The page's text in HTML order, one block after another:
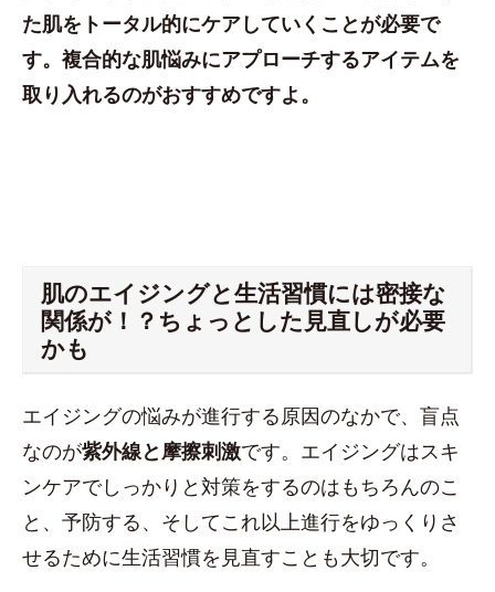
た肌をトータル的にケアしていくことが必要で
す。複合的な肌悩みにアプローチするアイテムを
取り入れるのがおすすめですよ。
肌のエイジングと生活習慣には密接な
関係が！？ちょっとした見直しが必要
かも
エイジングの悩みが進行する原因のなかで、盲点
なのが紫外線と摩擦刺激です。エイジングはスキ
ンケアでしっかりと対策をするのはもちろんのこ
と、予防する、そしてこれ以上進行をゆっくりさ
せるために生活習慣を見直すことも大切です。